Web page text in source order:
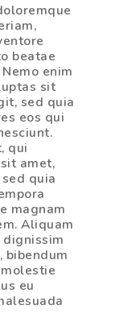
beatae
enim
sit
sed quia
eos qui
qui
amet,
quia
magnam
Aliquam
bibendum
eu